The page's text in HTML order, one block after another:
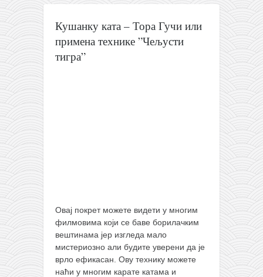
Кушанку ката – Тора Гучи или
примена технике ”Чељусти
тигра”
Овај покрет можете видети у многим
филмовима који се баве борилачким
вештинама јер изгледа мало
мистериозно али будите уверени да је
врло ефикасан. Ову технику можете
наћи у многим карате катама и